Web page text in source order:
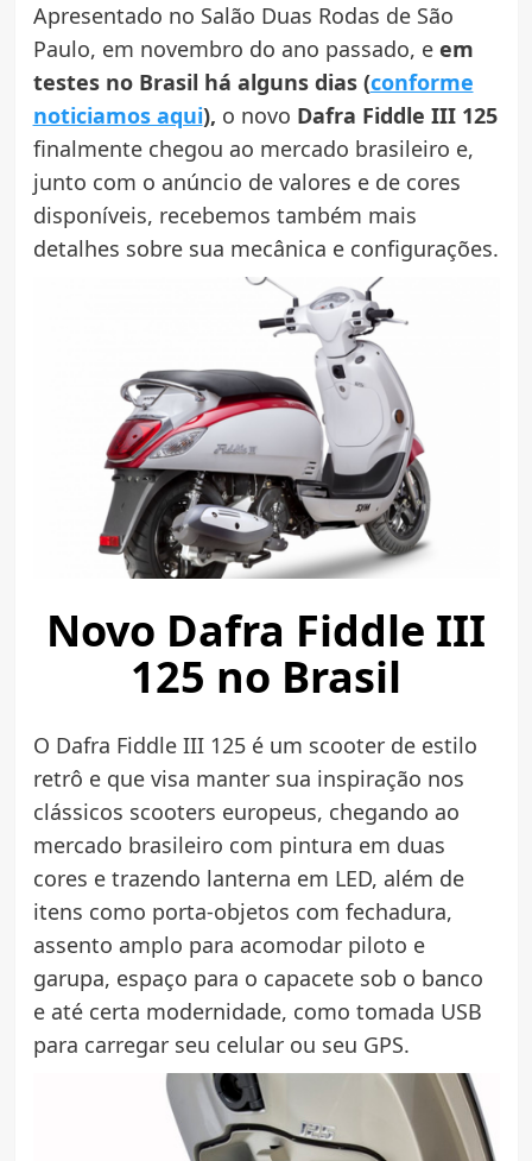
Apresentado no Salão Duas Rodas de São
Paulo, em novembro do ano passado, e em
testes no Brasil há alguns dias (conforme
noticiamos aqui), o novo Dafra Fiddle III 125
finalmente chegou ao mercado brasileiro e,
junto com o anúncio de valores e de cores
disponíveis, recebemos também mais
detalhes sobre sua mecânica e configurações.
Novo Dafra Fiddle III
125 no Brasil
O Dafra Fiddle III 125 é um scooter de estilo
retrô e que visa manter sua inspiração nos
clássicos scooters europeus, chegando ao
mercado brasileiro com pintura em duas
cores e trazendo lanterna em LED, além de
itens como porta-objetos com fechadura,
assento amplo para acomodar piloto e
garupa, espaço para o capacete sob o banco
e até certa modernidade, como tomada USB
para carregar seu celular ou seu GPS.